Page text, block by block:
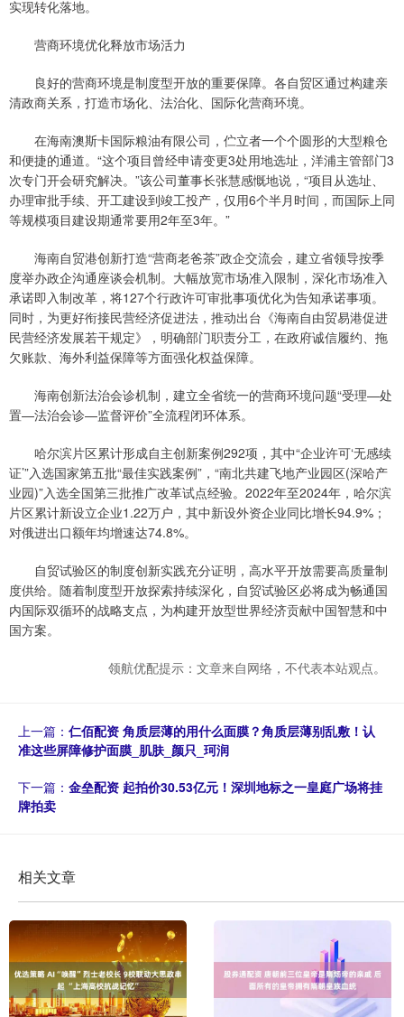
实现转化落地。
营商环境优化释放市场活力
良好的营商环境是制度型开放的重要保障。各自贸区通过构建亲
清政商关系，打造市场化、法治化、国际化营商环境。
在海南澳斯卡国际粮油有限公司，伫立者一个个圆形的大型粮仓
和便捷的通道。“这个项目曾经申请变更3处用地选址，洋浦主管部门3
次专门开会研究解决。”该公司董事长张慧感慨地说，“项目从选址、
办理审批手续、开工建设到竣工投产，仅用6个半月时间，而国际上同
等规模项目建设期通常要用2年至3年。”
海南自贸港创新打造“营商老爸茶”政企交流会，建立省领导按季
度举办政企沟通座谈会机制。大幅放宽市场准入限制，深化市场准入
承诺即入制改革，将127个行政许可审批事项优化为告知承诺事项。
同时，为更好衔接民营经济促进法，推动出台《海南自由贸易港促进
民营经济发展若干规定》，明确部门职责分工，在政府诚信履约、拖
欠账款、海外利益保障等方面强化权益保障。
海南创新法治会诊机制，建立全省统一的营商环境问题“受理—处
置—法治会诊—监督评价”全流程闭环体系。
哈尔滨片区累计形成自主创新案例292项，其中“企业许可‘无感续
证’”入选国家第五批“最佳实践案例”，“南北共建飞地产业园区(深哈产
业园)”入选全国第三批推广改革试点经验。2022年至2024年，哈尔滨
片区累计新设立企业1.22万户，其中新设外资企业同比增长94.9%；
对俄进出口额年均增速达74.8%。
自贸试验区的制度创新实践充分证明，高水平开放需要高质量制
度供给。随着制度型开放探索持续深化，自贸试验区必将成为畅通国
内国际双循环的战略支点，为构建开放型世界经济贡献中国智慧和中
国方案。
领航优配提示：文章来自网络，不代表本站观点。
上一篇： 仁佰配资 角质层薄的用什么面膜？角质层薄别乱敷！认
准这些屏障修护面膜_肌肤_颜只_珂润
下一篇： 金垒配资 起拍价30.53亿元！深圳地标之一皇庭广场将挂
牌拍卖
相关文章